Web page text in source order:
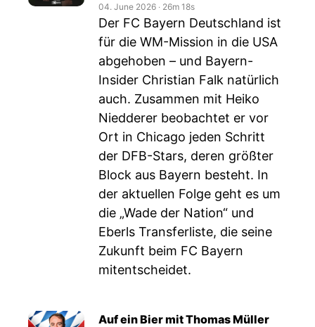
04. June 2026 ‧ 26m 18s
Der FC Bayern Deutschland ist
für die WM-Mission in die USA
abgehoben – und Bayern-
Insider Christian Falk natürlich
auch. Zusammen mit Heiko
Niedderer beobachtet er vor
Ort in Chicago jeden Schritt
der DFB-Stars, deren größter
Block aus Bayern besteht. In
der aktuellen Folge geht es um
die „Wade der Nation“ und
Eberls Transferliste, die seine
Zukunft beim FC Bayern
mitentscheidet.
Auf ein Bier mit Thomas Müller